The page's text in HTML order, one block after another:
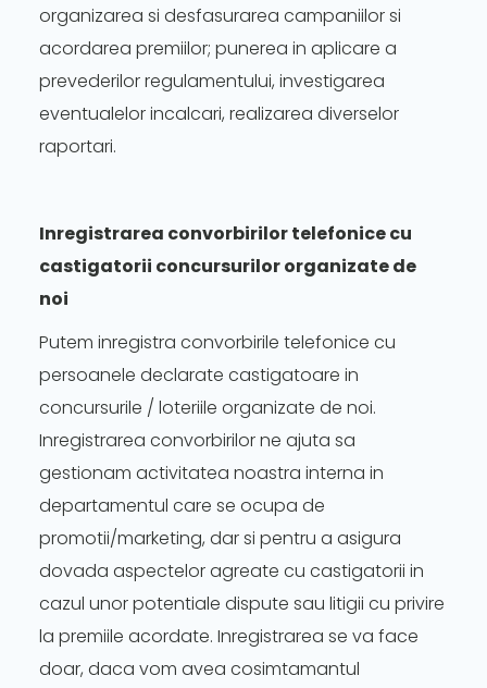
organizarea si desfasurarea campaniilor si
acordarea premiilor; punerea in aplicare a
prevederilor regulamentului, investigarea
eventualelor incalcari, realizarea diverselor
raportari.
Inregistrarea convorbirilor telefonice cu
castigatorii concursurilor organizate de
noi
Putem inregistra convorbirile telefonice cu
persoanele declarate castigatoare in
concursurile / loteriile organizate de noi.
Inregistrarea convorbirilor ne ajuta sa
gestionam activitatea noastra interna in
departamentul care se ocupa de
promotii/marketing, dar si pentru a asigura
dovada aspectelor agreate cu castigatorii in
cazul unor potentiale dispute sau litigii cu privire
la premiile acordate. Inregistrarea se va face
doar, daca vom avea cosimtamantul